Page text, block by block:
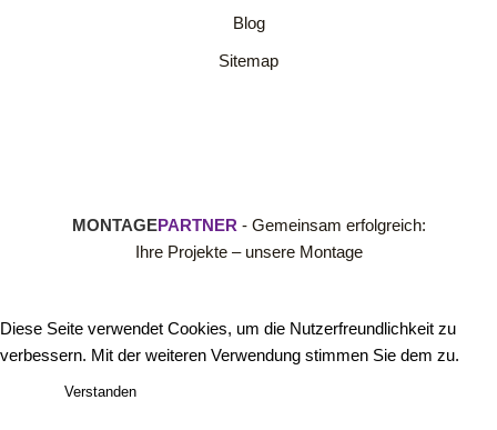
Blog
Sitemap
MONTAGEPARTNER - Gemeinsam erfolgreich:
Ihre Projekte – unsere Montage
Diese Seite verwendet Cookies, um die Nutzerfreundlichkeit zu
verbessern. Mit der weiteren Verwendung stimmen Sie dem zu.
Verstanden